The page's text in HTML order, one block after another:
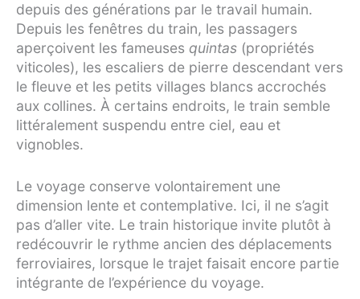
depuis des générations par le travail humain.
Depuis les fenêtres du train, les passagers
aperçoivent les fameuses quintas (propriétés
viticoles), les escaliers de pierre descendant vers
le fleuve et les petits villages blancs accrochés
aux collines. À certains endroits, le train semble
littéralement suspendu entre ciel, eau et
vignobles.
Le voyage conserve volontairement une
dimension lente et contemplative. Ici, il ne s’agit
pas d’aller vite. Le train historique invite plutôt à
redécouvrir le rythme ancien des déplacements
ferroviaires, lorsque le trajet faisait encore partie
intégrante de l’expérience du voyage.